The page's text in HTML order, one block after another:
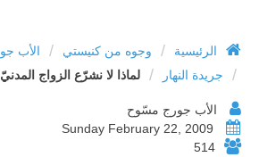
الرئيسية / وجوه من كنيستي / الأب
/ جريدة النهار / لماذا لا نشرّع الزواج
الأب جورج مسّوح
514